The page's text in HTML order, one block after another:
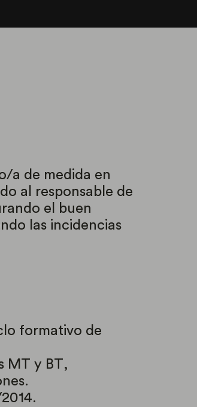
a de medida en
al responsable de
el buen
las incidencias
formativo de
MT y BT,